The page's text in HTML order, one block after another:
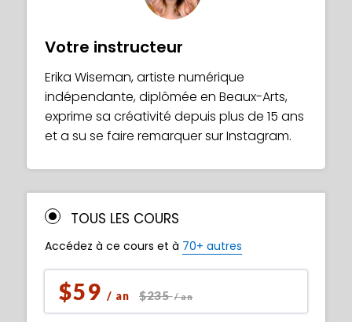
Votre instructeur
Erika Wiseman, artiste numérique
indépendante, diplômée en Beaux-Arts,
exprime sa créativité depuis plus de 15 ans
et a su se faire remarquer sur Instagram.
TOUS LES COURS
Accédez à ce cours et à 70+ autres
$59 / an $235/ an